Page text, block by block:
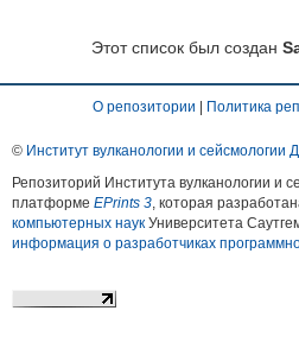
Этот список был создан
О репозитории Политика
© Институт вулканологии и сейсмологии
Репозиторий Института вулканологии и
платформе EPrints 3, которая
компьютерных наук Университета
информация о разработчиках